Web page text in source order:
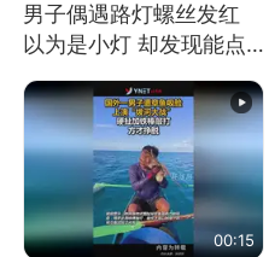
男子偶遇路灯螺丝发红
以为是小灯 却发现能点
处理
00:15